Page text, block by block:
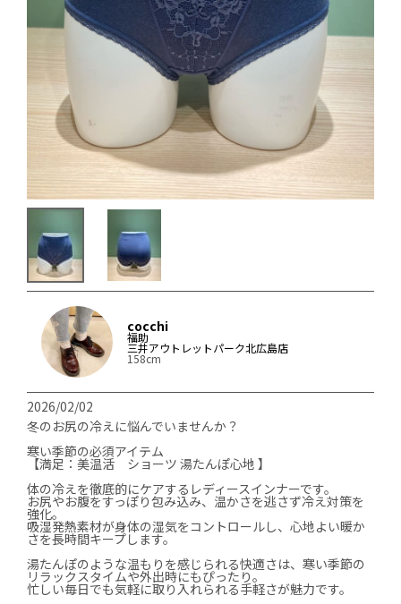
cocchi
福助
三井アウトレットパーク北広島店
158cm
2026/02/02
冬のお尻の冷えに悩んでいませんか？
寒い季節の必須アイテム
【満足：美温活　ショーツ 湯たんぽ心地 】
体の冷えを徹底的にケアするレディースインナーです。
お尻やお腹をすっぽり包み込み、温かさを逃さず冷え対策を
強化。
吸湿発熱素材が身体の湿気をコントロールし、心地よい暖か
さを長時間キープします。
湯たんぽのような温もりを感じられる快適さは、寒い季節の
リラックスタイムや外出時にもぴったり。
忙しい毎日でも気軽に取り入れられる手軽さが魅力です。